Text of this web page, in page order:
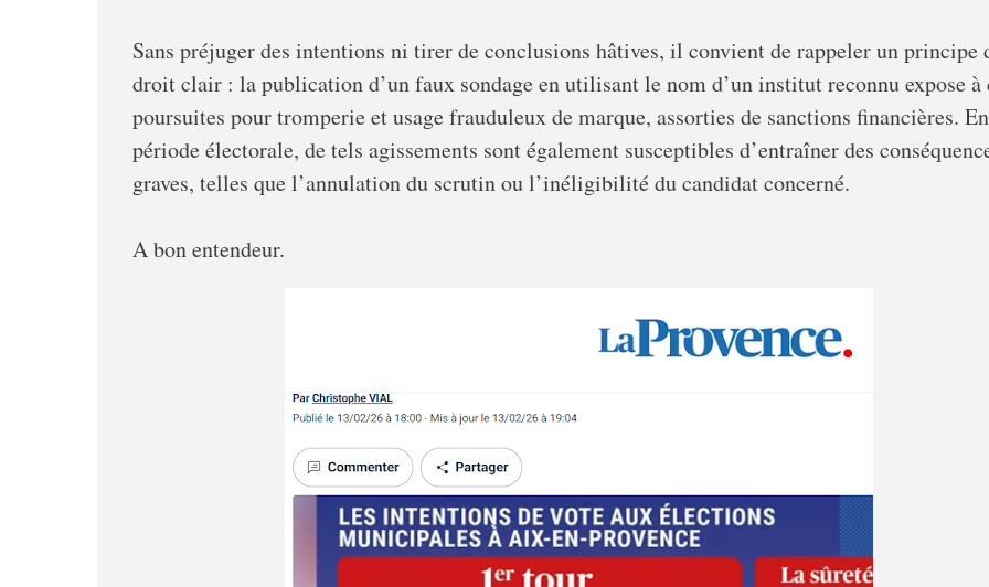
Sans préjuger des intentions ni tirer de conclusions hâtives, il convient de rappeler un principe
droit clair : la publication d’un faux sondage en utilisant le nom d’un institut reconnu expose à
poursuites pour tromperie et usage frauduleux de marque, assorties de sanctions financières. En
période électorale, de tels agissements sont également susceptibles d’entraîner des
graves, telles que l’annulation du scrutin ou l’inéligibilité du candidat concerné.
A bon entendeur.